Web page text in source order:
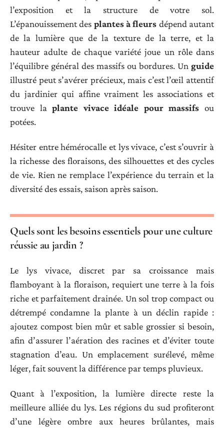
l’exposition et la structure de votre sol.
L’épanouissement des plantes à fleurs dépend autant
de la lumière que de la texture de la terre, et la
hauteur adulte de chaque variété joue un rôle dans
l’équilibre général des massifs ou bordures. Un guide
illustré peut s’avérer précieux, mais c’est l’œil attentif
du jardinier qui affine vraiment les associations et
trouve laplante vivace idéale pour massifs ou
potées.
Hésiter entre hémérocalle et lys vivace, c’est s’ouvrir à
la richesse des floraisons, des silhouettes et des cycles
de vie. Rien ne remplace l’expérience du terrain et la
diversité des essais, saison après saison.
Quels sont les besoins essentiels pour une culture
réussie au jardin ?
Le lys vivace, discret par sa croissance mais
flamboyant à la floraison, requiert une terre à la fois
riche et parfaitement drainée. Un sol trop compact ou
détrempé condamne la plante à un déclin rapide :
ajoutez compost bien mûr et sable grossier si besoin,
afin d’assurer l’aération des racines et d’éviter toute
stagnation d’eau. Un emplacement surélevé, même
léger, fait souvent la différence par temps pluvieux.
Quant à l’exposition, la lumière directe reste la
meilleure alliée du lys. Les régions du sud profiteront
d’une légère ombre aux heures brûlantes, mais